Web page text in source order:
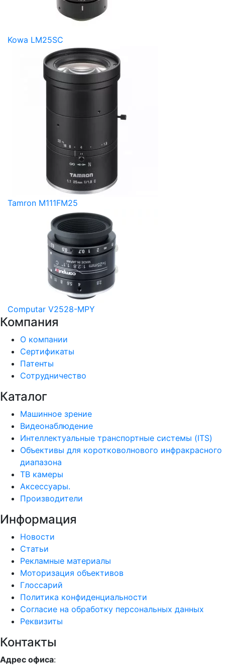
Kowa LM25SC
Tamron M111FM25
Computar V2528-MPY
Компания
О компании
Сертификаты
Патенты
Сотрудничество
Каталог
Машинное зрение
Видеонаблюдение
Интеллектуальные транспортные системы (ITS)
Объективы для коротковолнового инфракрасного
диапазона
ТВ камеры
Аксессуары.
Производители
Информация
Новости
Статьи
Рекламные материалы
Моторизация объективов
Глоссарий
Политика конфиденциальности
Согласие на обработку персональных данных
Реквизиты
Контакты
Адрес офиса: